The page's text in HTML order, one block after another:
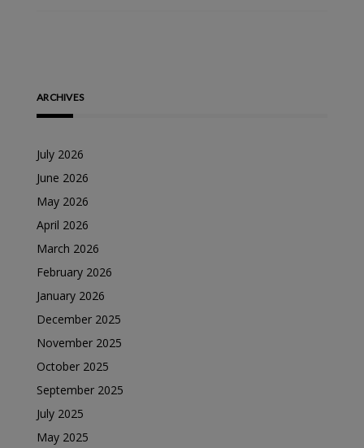
ARCHIVES
July 2026
June 2026
May 2026
April 2026
March 2026
February 2026
January 2026
December 2025
November 2025
October 2025
September 2025
July 2025
May 2025